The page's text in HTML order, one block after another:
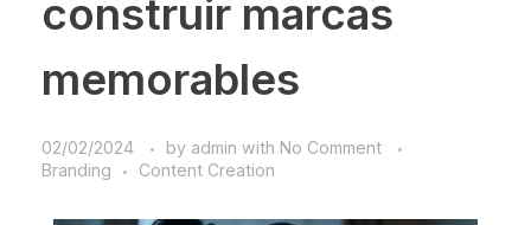
construir marcas
memorables
02/02/2024 by admin with No Comment
Branding
Content Creation